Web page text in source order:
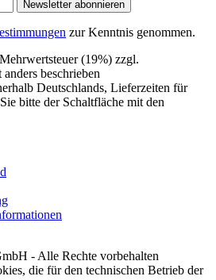
Newsletter abonnieren
zur Kenntnis genommen.
(19%) zzgl.
beschrieben
Deutschlands, Lieferzeiten für
bitte der Schaltfläche mit den
- Alle Rechte vorbehalten
die für den technischen Betrieb der